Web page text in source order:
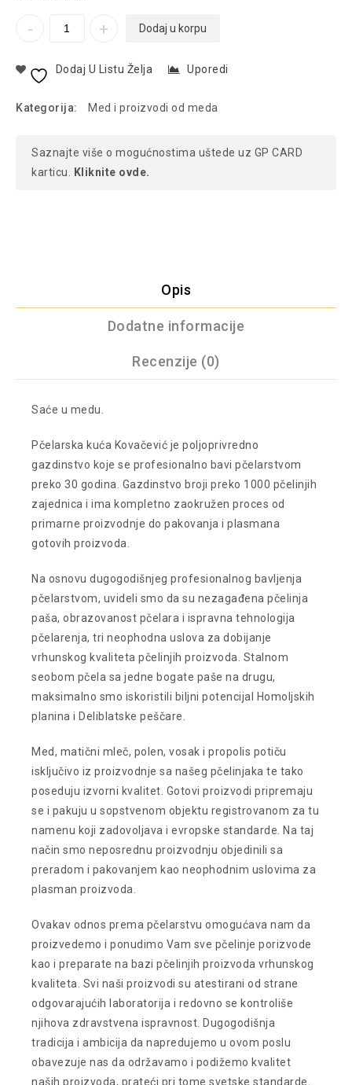
Dodaj u korpu
Dodaj U Listu Želja Uporedi
Kategorija: Med i proizvodi od meda
Saznajte više o mogućnostima uštede uz GP CARD
karticu. Kliknite ovde.
Opis
Dodatne informacije
Recenzije (0)
Saće u medu.
Pčelarska kuća Kovačević je poljoprivredno
gazdinstvo koje se profesionalno bavi pčelarstvom
preko 30 godina. Gazdinstvo broji preko 1000 pčelinjih
zajednica i ima kompletno zaokružen proces od
primarne proizvodnje do pakovanja i plasmana
gotovih proizvoda.
Na osnovu dugogodišnjeg profesionalnog bavljenja
pčelarstvom, uvideli smo da su nezagađena pčelinja
paša, obrazovanost pčelara i ispravna tehnologija
pčelarenja, tri neophodna uslova za dobijanje
vrhunskog kvaliteta pčelinjih proizvoda. Stalnom
seobom pčela sa jedne bogate paše na drugu,
maksimalno smo iskoristili biljni potencijal Homoljskih
planina i Deliblatske peščare.
Med, matični mleč, polen, vosak i propolis potiču
isključivo iz proizvodnje sa našeg pčelinjaka te tako
poseduju izvorni kvalitet. Gotovi proizvodi pripremaju
se i pakuju u sopstvenom objektu registrovanom za tu
namenu koji zadovoljava i evropske standarde. Na taj
način smo neposrednu proizvodnju objedinili sa
preradom i pakovanjem kao neophodnim uslovima za
plasman proizvoda.
Ovakav odnos prema pčelarstvu omogućava nam da
proizvedemo i ponudimo Vam sve pčelinje porizvode
kao i preparate na bazi pčelinjih proizvoda vrhunskog
kvaliteta. Svi naši proizvodi su atestirani od strane
odgovarajućih laboratorija i redovno se kontroliše
njihova zdravstvena ispravnost. Dugogodišnja
tradicija i ambicija da napredujemo u ovom poslu
obavezuje nas da održavamo i podižemo kvalitet
naših proizvoda, prateći pri tome svetske standarde.